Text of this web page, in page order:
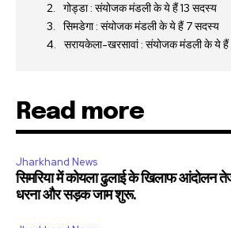
गोड्डा : संयोजक मंडली के ये हैं 13 सदस्य
सिमडेगा : संयोजक मंडली के ये हैं 7 सदस्य
सरायकेला-खरसावां : संयोजक मंडली के ये
Read more
Jharkhand News
सिमरिया में कोयला ढुलाई के खिलाफ आंदोलन
धरना और सड़क जाम शुरू.